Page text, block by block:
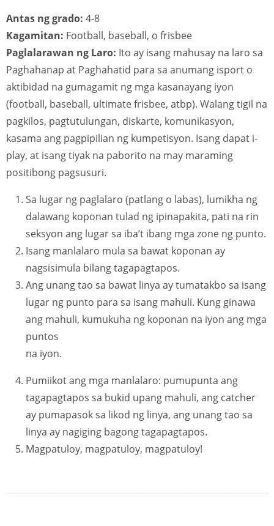
Antas ng grado: 4-8
Kagamitan: Football, baseball, o frisbee
Paglalarawan ng Laro: Ito ay isang mahusay na laro sa
Paghahanap at Paghahatid para sa anumang isport o
aktibidad na gumagamit ng mga kasanayang iyon
(football, baseball, ultimate frisbee, atbp). Walang tigil na
pagkilos, pagtutulungan, diskarte, komunikasyon,
kasama ang pagpipilian ng kumpetisyon. Isang dapat i-
play, at isang tiyak na paborito na may maraming
positibong pagsusuri.
Sa lugar ng paglalaro (patlang o labas), lumikha ng
dalawang koponan tulad ng ipinapakita, pati na rin
seksyon ang lugar sa iba’t ibang mga zone ng punto.
Isang manlalaro mula sa bawat koponan ay
nagsisimula bilang tagapagtapos.
Ang unang tao sa bawat linya ay tumatakbo sa isang
lugar ng punto para sa isang mahuli. Kung ginawa
ang mahuli, kumukuha ng koponan na iyon ang mga
puntos
na iyon.
Pumiikot ang mga manlalaro: pumupunta ang
tagapagtapos sa bukid upang mahuli, ang catcher
ay pumapasok sa likod ng linya, ang unang tao sa
linya ay nagiging bagong tagapagtapos.
Magpatuloy, magpatuloy, magpatuloy!